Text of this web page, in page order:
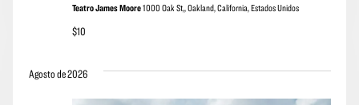
Teatro James Moore1000 Oak St,, Oakland, California, Estados Unidos
$10
Agosto de 2026